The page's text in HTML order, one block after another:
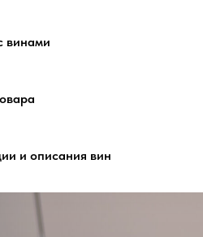
винами
и описания вин